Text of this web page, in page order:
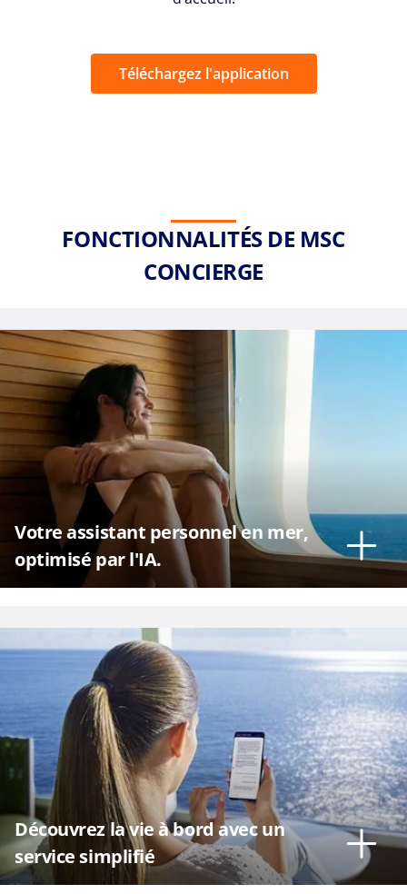
Téléchargez l'application
FONCTIONNALITÉS DE MSC
CONCIERGE
Votre assistant personnel en mer,
optimisé par l'IA.
Découvrez la vie à bord avec un
service simplifié